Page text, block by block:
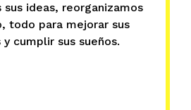
ideas, reorganizamos
todo para mejorar sus
y cumplir sus sueños.